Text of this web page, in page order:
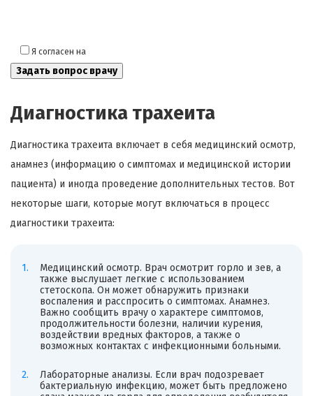
Я согласен на
Диагностика трахеита
Диагностика трахеита включает в себя медицинский осмотр,
анамнез (информацию о симптомах и медицинской истории
пациента) и иногда проведение дополнительных тестов. Вот
некоторые шаги, которые могут включаться в процесс
диагностики трахеита:
Медицинский осмотр. Врач осмотрит горло и зев, а
также выслушает легкие с использованием
стетоскопа. Он может обнаружить признаки
воспаления и расспросить о симптомах. Анамнез.
Важно сообщить врачу о характере симптомов,
продолжительности болезни, наличии курения,
воздействии вредных факторов, а также о
возможных контактах с инфекционными больными.
Лабораторные анализы. Если врач подозревает
бактериальную инфекцию, может быть предложено